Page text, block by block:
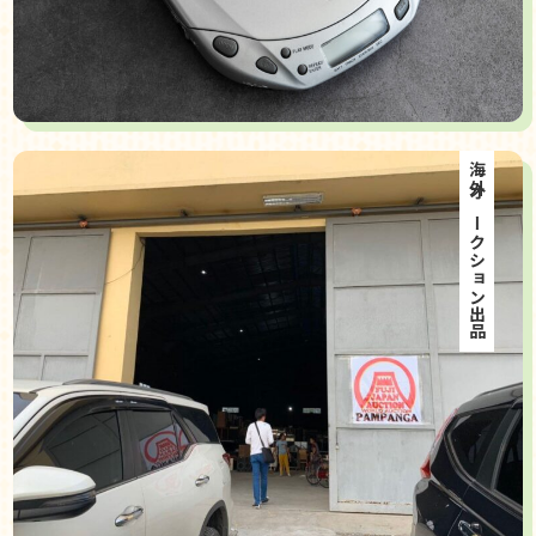
海外オークション出品